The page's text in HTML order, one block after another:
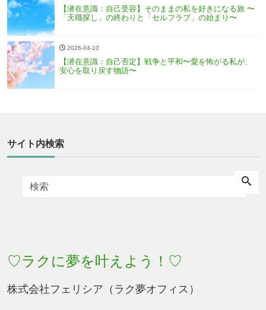
【潜在意識：自己受容】そのままの私を好きになる旅 〜
「天職探し」の終わりと「セルフラブ」の始まり〜
2026-04-10
【潜在意識：自己否定】戦争と平和〜愛を怖がる私が、
安心を取り戻す物語〜
サイト内検索
♡ラクに夢を叶えよう！♡
株式会社フェリシア（ラク夢オフィス）